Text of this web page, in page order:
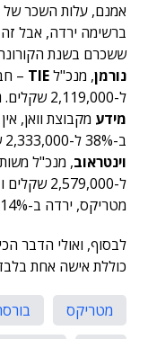
אמנם, עלות השכר של
ברשימה ירדה, אבל
ששכרם בשנת
נורמן, מנכ"לTIE
–
ל-2,119,000 שקלים. גם ל
מידע
ב-38% ל-2,333,000 שקלים. לעומת זאת, עלות השכר של
וינטראוב
ל-2,579,000 שקלים וזו של
מטריקס, ירדה ב-14% ל-3,395,367 שקלים.
לבסוף, ואולי הדבר
כוללת אישה אחת
מטריקס